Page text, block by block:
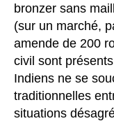
bronzer sans
(sur un marché,
amende de 200
civil sont
Indiens ne se
traditionnelles
situations